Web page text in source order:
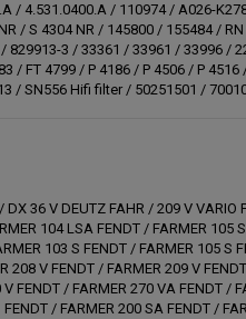
/ 4.531.0400.A / 110974 / A026-
/ S 4304 NR / 145800 / 155484 /
829913-3 / 33361 / 33961 / 33996 /
/ FT 4799 / P 4186 / P 4506 / P 4516
/ SN556 Hifi filter / 50251501 /
36 V DEUTZ FAHR / 209 V VARIO
104 LSA FENDT / FARMER 105
103 S FENDT / FARMER 105 S
208 V FENDT / FARMER 209 V
FENDT / FARMER 270 VA FENDT /
/ FARMER 200 SA FENDT /